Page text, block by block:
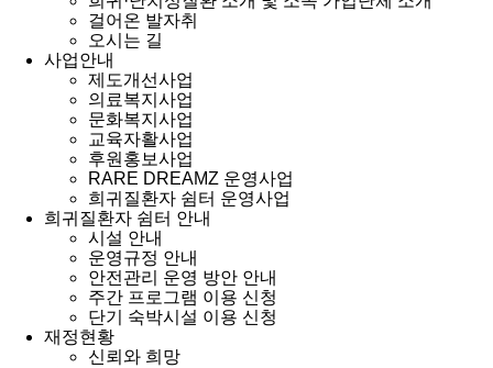
걸어온 발자취
오시는 길
사업안내
제도개선사업
의료복지사업
문화복지사업
교육자활사업
후원홍보사업
RARE DREAMZ 운영사업
희귀질환자 쉼터 운영사업
희귀질환자 쉼터 안내
시설 안내
운영규정 안내
안전관리 운영 방안 안내
주간 프로그램 이용 신청
단기 숙박시설 이용 신청
재정현황
신뢰와 희망